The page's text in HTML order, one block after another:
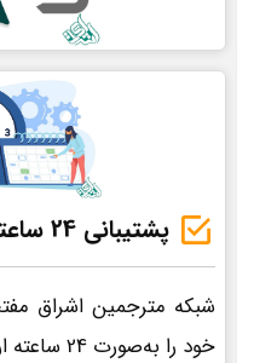
پشتیبانی 24 ساعته
شبکه مترجمین اشراق
خود را